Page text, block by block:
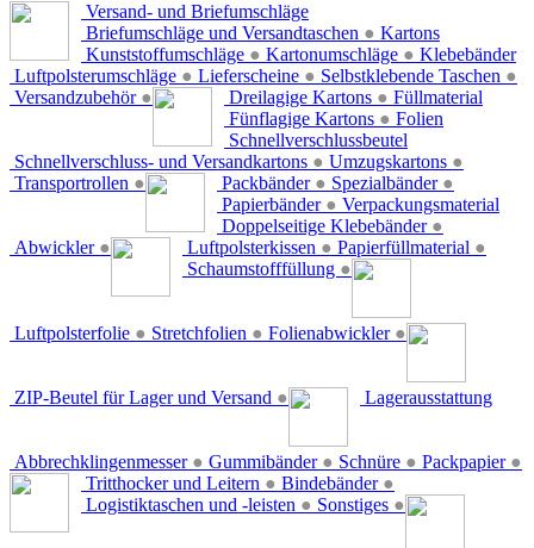
Versand- und Briefumschläge
Briefumschläge und Versandtaschen ●
Kunststoffumschläge ● Kartonumschläge ●
Luftpolsterumschläge ● Lieferscheine ● Selbstklebende Taschen ●
Versandzubehör ●
Kartons
Dreilagige Kartons ●
Fünflagige Kartons ●
Schnellverschluss- und Versandkartons ● Umzugskartons ●
Transportrollen ●
Klebebänder
Packbänder ● Spezialbänder ●
Papierbänder ●
Doppelseitige Klebebänder ●
Abwickler ●
Füllmaterial
Luftpolsterkissen ● Papierfüllmaterial ●
Schaumstofffüllung ●
Folien
Luftpolsterfolie ● Stretchfolien ● Folienabwickler ●
Schnellverschlussbeutel
ZIP-Beutel für Lager und Versand ●
Verpackungsmaterial
Abbrechklingenmesser ● Gummibänder ● Schnüre ● Packpapier ●
Lagerausstattung
Tritthocker und Leitern ● Bindebänder ●
Logistiktaschen und -leisten ● Sonstiges ●